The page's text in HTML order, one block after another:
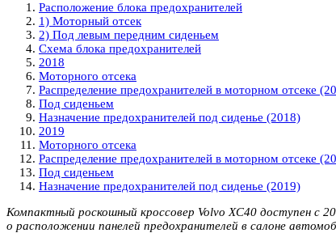
Расположение блока предохранителей
1) Моторный отсек
2) Под левым передним сиденьем
Схема блока предохранителей
2018
Моторного отсека
Распределение предохранителей в моторном отсеке
Под сиденьем
Назначение предохранителей под сиденье (2018)
2019
Моторного отсека
Распределение предохранителей в моторном отсеке
Под сиденьем
Назначение предохранителей под сиденье (2019)
Компактный роскошный кроссовер Volvo XC40 доступен с
о расположении панелей предохранителей в салоне